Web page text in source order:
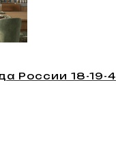
России 18-19-4